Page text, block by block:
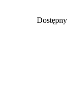
Dostępny